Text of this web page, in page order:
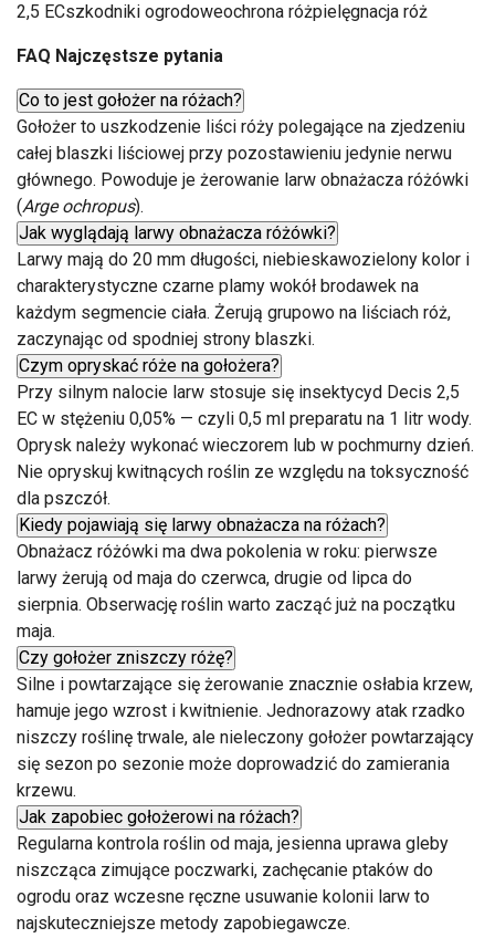
2,5 ECszkodniki ogrodoweochrona różpielęgnacja róż
FAQ Najczęstsze pytania
Co to jest gołożer na różach?
Gołożer to uszkodzenie liści róży polegające na zjedzeniu
całej blaszki liściowej przy pozostawieniu jedynie nerwu
głównego. Powoduje je żerowanie larw obnażacza różówki
(Arge ochropus).
Jak wyglądają larwy obnażacza różówki?
Larwy mają do 20 mm długości, niebieskawozielony kolor i
charakterystyczne czarne plamy wokół brodawek na
każdym segmencie ciała. Żerują grupowo na liściach róż,
zaczynając od spodniej strony blaszki.
Czym opryskać róże na gołożera?
Przy silnym nalocie larw stosuje się insektycyd Decis 2,5
EC w stężeniu 0,05% — czyli 0,5 ml preparatu na 1 litr wody.
Oprysk należy wykonać wieczorem lub w pochmurny dzień.
Nie opryskuj kwitnących roślin ze względu na toksyczność
dla pszczół.
Kiedy pojawiają się larwy obnażacza na różach?
Obnażacz różówki ma dwa pokolenia w roku: pierwsze
larwy żerują od maja do czerwca, drugie od lipca do
sierpnia. Obserwację roślin warto zacząć już na początku
maja.
Czy gołożer zniszczy różę?
Silne i powtarzające się żerowanie znacznie osłabia krzew,
hamuje jego wzrost i kwitnienie. Jednorazowy atak rzadko
niszczy roślinę trwale, ale nieleczony gołożer powtarzający
się sezon po sezonie może doprowadzić do zamierania
krzewu.
Jak zapobiec gołożerowi na różach?
Regularna kontrola roślin od maja, jesienna uprawa gleby
niszcząca zimujące poczwarki, zachęcanie ptaków do
ogrodu oraz wczesne ręczne usuwanie kolonii larw to
najskuteczniejsze metody zapobiegawcze.